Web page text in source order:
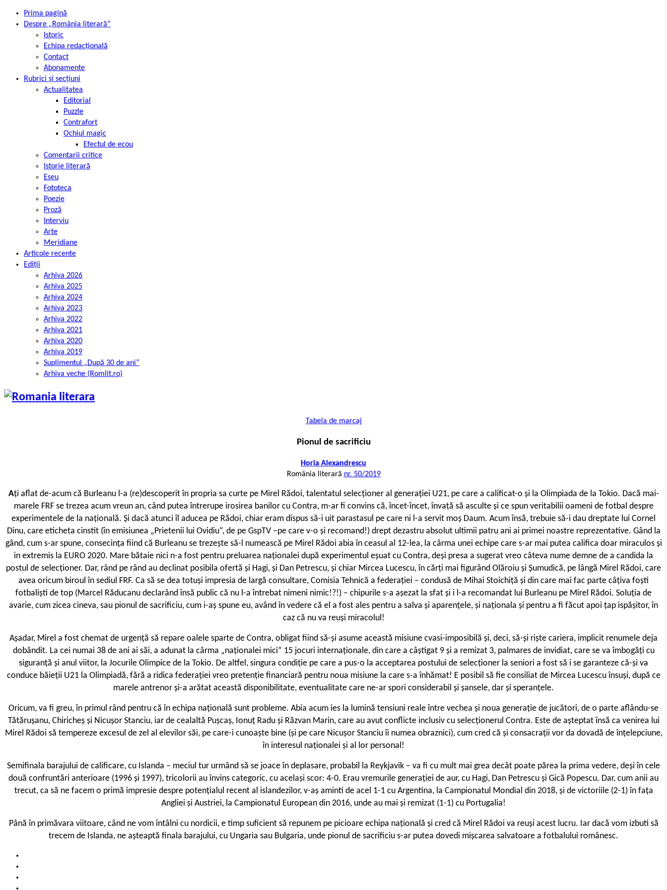
Prima pagină
Despre „România literară”
Istoric
Echipa redacțională
Contact
Abonamente
Rubrici și secțiuni
Actualitatea
Editorial
Puzzle
Contrafort
Ochiul magic
Efectul de ecou
Comentarii critice
Istorie literară
Eseu
Fototeca
Poezie
Proză
Interviu
Arte
Meridiane
Articole recente
Ediții
Arhiva 2026
Arhiva 2025
Arhiva 2024
Arhiva 2023
Arhiva 2022
Arhiva 2021
Arhiva 2020
Arhiva 2019
Suplimentul „După 30 de ani”
Arhiva veche (Romlit.ro)
Tabela de marcaj
Pionul de sacrificiu
Horia Alexandrescu
România literară nr. 50/2019
Ați aflat de-acum că Burleanu l-a (re)descoperit în propria sa curte pe Mirel Rădoi, talentatul selecționer al generației U21, pe care a calificat-o și la Olimpiada de la Tokio. Dacă mai-
marele FRF se trezea acum vreun an, când putea întrerupe irosirea banilor cu Contra, m-ar fi convins că, încet-încet, învață să asculte și ce spun veritabilii oameni de fotbal despre
experimentele de la națională. Și dacă atunci îl aducea pe Rădoi, chiar eram dispus să-i uit parastasul pe care ni l-a servit moș Daum. Acum însă, trebuie să-i dau dreptate lui Cornel
Dinu, care eticheta cinstit (în emisiunea „Prietenii lui Ovidiu“, de pe GspTV –pe care v-o și recomand!) drept dezastru absolut ultimii patru ani ai primei noastre reprezentative. Gând la
gând, cum s-ar spune, consecința fiind că Burleanu se trezește să-l numească pe Mirel Rădoi abia în ceasul al 12-lea, la cârma unei echipe care s-ar mai putea califica doar miraculos și
in extremis la EURO 2020. Mare bătaie nici n-a fost pentru preluarea naționalei după experimentul eșuat cu Contra, deși presa a sugerat vreo câteva nume demne de a candida la
postul de selecționer. Dar, rând pe rând au declinat posibila ofertă și Hagi, și Dan Petrescu, și chiar Mircea Lucescu, în cărți mai figurând Olăroiu și Șumudică, pe lângă Mirel Rădoi, care
avea oricum biroul în sediul FRF. Ca să se dea totuși impresia de largă consultare, Comisia Tehnică a federației – condusă de Mihai Stoichiță și din care mai fac parte câțiva foști
fotbaliști de top (Marcel Răducanu declarând însă public că nu l-a întrebat nimeni nimic!?!) – chipurile s-a așezat la sfat și i l-a recomandat lui Burleanu pe Mirel Rădoi. Soluția de
avarie, cum zicea cineva, sau pionul de sacrificiu, cum i-aș spune eu, având în vedere că el a fost ales pentru a salva și aparențele, și naționala și pentru a fi făcut apoi țap ispășitor, în
caz că nu va reuși miracolul!
Așadar, Mirel a fost chemat de urgență să repare oalele sparte de Contra, obligat fiind să-și asume această misiune cvasi-imposibilă și, deci, să-și riște cariera, implicit renumele deja
dobândit. La cei numai 38 de ani ai săi, a adunat la cârma „naționalei mici“ 15 jocuri internaționale, din care a câștigat 9 și a remizat 3, palmares de invidiat, care se va îmbogăți cu
siguranță și anul viitor, la Jocurile Olimpice de la Tokio. De altfel, singura condiție pe care a pus-o la acceptarea postului de selecționer la seniori a fost să i se garanteze că-și va
conduce băieții U21 la Olimpiadă, fără a ridica federației vreo pretenție financiară pentru noua misiune la care s-a înhămat! E posibil să fie consiliat de Mircea Lucescu însuși, după ce
marele antrenor și-a arătat această disponibilitate, eventualitate care ne-ar spori considerabil și șansele, dar și speranțele.
Oricum, va fi greu, în primul rând pentru că în echipa națională sunt probleme. Abia acum ies la lumină tensiuni reale între vechea și noua generație de jucători, de o parte aflându-se
Tătărușanu, Chiricheș și Nicușor Stanciu, iar de cealaltă Pușcaș, Ionuț Radu și Răzvan Marin, care au avut conflicte inclusiv cu selecționerul Contra. Este de așteptat însă ca venirea lui
Mirel Rădoi să tempereze excesul de zel al elevilor săi, pe care-i cunoaște bine (și pe care Nicușor Stanciu îi numea obraznici), cum cred că și consacrații vor da dovadă de înțelepciune,
în interesul naționalei și al lor personal!
Semifinala barajului de calificare, cu Islanda – meciul tur urmând să se joace în deplasare, probabil la Reykjavik – va fi cu mult mai grea decât poate părea la prima vedere, deși în cele
două confruntări anterioare (1996 și 1997), tricolorii au învins categoric, cu același scor: 4-0. Erau vremurile generației de aur, cu Hagi, Dan Petrescu și Gică Popescu. Dar, cum anii au
trecut, ca să ne facem o primă impresie despre potențialul recent al islandezilor, v-aș aminti de acel 1-1 cu Argentina, la Campionatul Mondial din 2018, și de victoriile (2-1) în fața
Angliei și Austriei, la Campionatul European din 2016, unde au mai și remizat (1-1) cu Portugalia!
Până în primăvara viitoare, când ne vom întâlni cu nordicii, e timp suficient să repunem pe picioare echipa națională și cred că Mirel Rădoi va reuși acest lucru. Iar dacă vom izbuti să
trecem de Islanda, ne așteaptă finala barajului, cu Ungaria sau Bulgaria, unde pionul de sacrificiu s-ar putea dovedi mișcarea salvatoare a fotbalului românesc.